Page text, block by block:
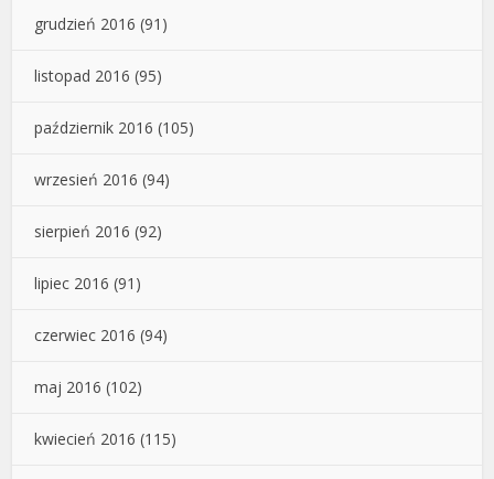
grudzień 2016 (91)
listopad 2016 (95)
październik 2016 (105)
wrzesień 2016 (94)
sierpień 2016 (92)
lipiec 2016 (91)
czerwiec 2016 (94)
maj 2016 (102)
kwiecień 2016 (115)